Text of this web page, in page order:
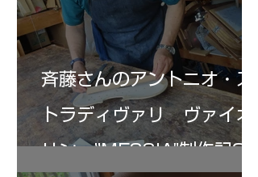
斉藤さんのアントニオ・ス
トラディヴァリ ヴァイオ
リン ”MESSIA"制作記33